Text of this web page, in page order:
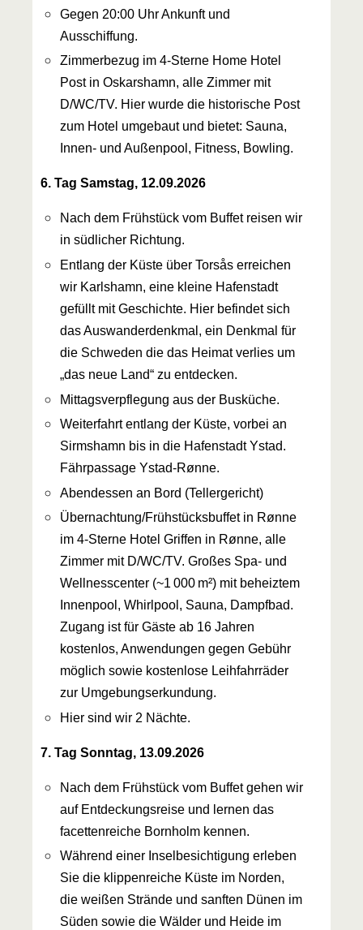
Gegen 20:00 Uhr Ankunft und
Ausschiffung.
Zimmerbezug im 4-Sterne Home Hotel
Post in Oskarshamn, alle Zimmer mit
D/WC/TV. Hier wurde die historische Post
zum Hotel umgebaut und bietet: Sauna,
Innen- und Außenpool, Fitness, Bowling.
6. Tag Samstag, 12.09.2026
Nach dem Frühstück vom Buffet reisen wir
in südlicher Richtung.
Entlang der Küste über Torsås erreichen
wir Karlshamn, eine kleine Hafenstadt
gefüllt mit Geschichte. Hier befindet sich
das Auswanderdenkmal, ein Denkmal für
die Schweden die das Heimat verlies um
„das neue Land“ zu entdecken.
Mittagsverpflegung aus der Busküche.
Weiterfahrt entlang der Küste, vorbei an
Sirmshamn bis in die Hafenstadt Ystad.
Fährpassage Ystad-Rønne.
Abendessen an Bord (Tellergericht)
Übernachtung/Frühstücksbuffet in Rønne
im 4-Sterne Hotel Griffen in Rønne, alle
Zimmer mit D/WC/TV. Großes Spa- und
Wellnesscenter (~1 000 m²) mit beheiztem
Innenpool, Whirlpool, Sauna, Dampfbad.
Zugang ist für Gäste ab 16 Jahren
kostenlos, Anwendungen gegen Gebühr
möglich sowie kostenlose Leihfahrräder
zur Umgebungserkundung.
Hier sind wir 2 Nächte.
7. Tag Sonntag, 13.09.2026
Nach dem Frühstück vom Buffet gehen wir
auf Entdeckungsreise und lernen das
facettenreiche Bornholm kennen.
Während einer Inselbesichtigung erleben
Sie die klippenreiche Küste im Norden,
die weißen Strände und sanften Dünen im
Süden sowie die Wälder und Heide im